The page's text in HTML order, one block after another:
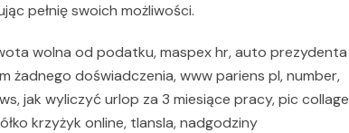
pełnię swoich możliwości.
wolna od podatku, maspex hr, auto prezydenta
żadnego doświadczenia, www pariens pl, number,
jak wyliczyć urlop za 3 miesiące pracy, pic collage
krzyżyk online, tlansla, nadgodziny